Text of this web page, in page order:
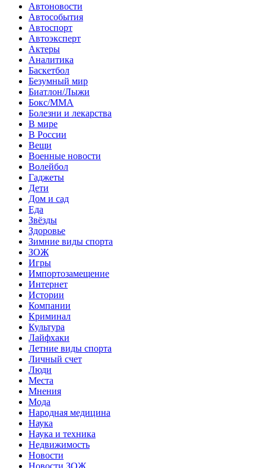
Автоновости
Автособытия
Автоспорт
Автоэксперт
Актеры
Аналитика
Баскетбол
Безумный мир
Биатлон/Лыжи
Бокс/MMA
Болезни и лекарства
В мире
В России
Вещи
Военные новости
Волейбол
Гаджеты
Дети
Дом и сад
Еда
Звёзды
Здоровье
Зимние виды спорта
ЗОЖ
Игры
Импортозамещение
Интернет
Истории
Компании
Криминал
Культура
Лайфхаки
Летние виды спорта
Личный счет
Люди
Места
Мнения
Мода
Народная медицина
Наука
Наука и техника
Недвижимость
Новости
Новости ЗОЖ